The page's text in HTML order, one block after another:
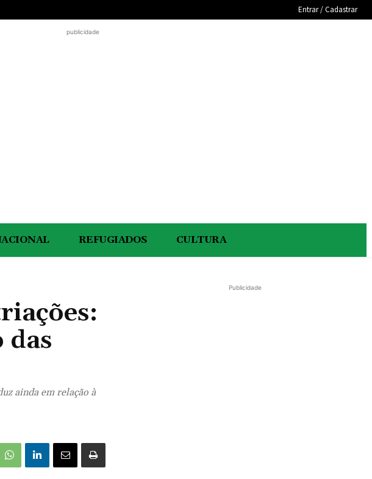
Entrar / Cadastrar
publicidade
REFUGIADOS CULTURA
ainda em relação à
Publicidade